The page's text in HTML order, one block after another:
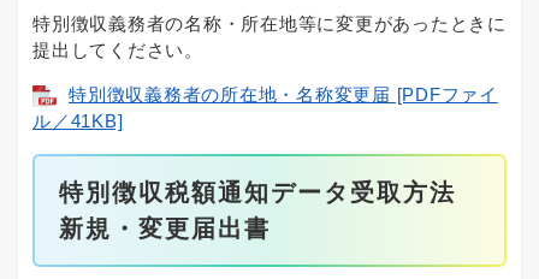
特別徴収義務者の名称・所在地等に変更があったときに
提出してください。​
特別徴収義務者の所在地・名称変更届 [PDFファイ
ル／41KB]
特別徴収税額通知データ受取方法
新規・変更届出書